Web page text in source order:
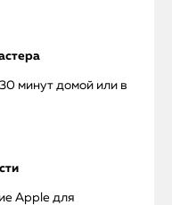
минут домой или в
Apple для